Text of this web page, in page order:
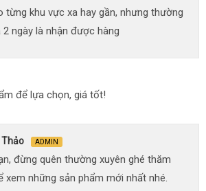
từng khu vực xa hay gần, nhưng thường
2 ngày là nhận được hàng
để lựa chọn, giá tốt!
Thảo ADMIN
đừng quên thường xuyên ghé thăm
xem những sản phẩm mới nhất nhé.